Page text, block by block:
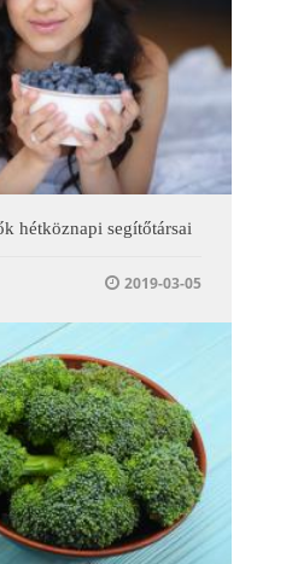
hétköznapi segítőtársai
2019-03-05